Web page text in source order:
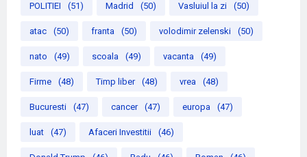
POLITIEI (51) Madrid (50) Vasluiul la zi (50)
atac (50) franta (50) volodimir zelenski (50)
nato (49) scoala (49) vacanta (49)
Firme (48) Timp liber (48) vrea (48)
Bucuresti (47) cancer (47) europa (47)
luat (47) Afaceri Investitii (46)